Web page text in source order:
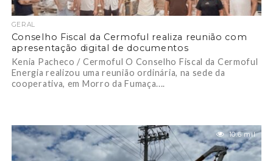
GERAL
Conselho Fiscal da Cermoful realiza reunião com
apresentação digital de documentos
Kenia Pacheco / Cermoful O Conselho Fiscal da Cermoful
Energia realizou uma reunião ordinária, na sede da
cooperativa, em Morro da Fumaça....
10.6 mil